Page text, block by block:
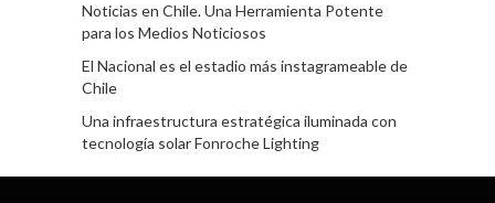
Noticias en Chile. Una Herramienta Potente
para los Medios Noticiosos
El Nacional es el estadio más instagrameable de
Chile
Una infraestructura estratégica iluminada con
tecnología solar Fonroche Lighting